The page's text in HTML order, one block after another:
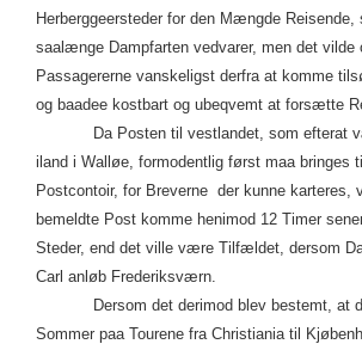
Herberggeersteder for den Mængde Reisende,
saalænge Dampfarten vedvarer, men det vilde
Passagererne vanskeligst derfra at komme
og baadee kostbart og ubeqvemt at forsætte
Da Posten til vestlandet, som efterat
iland i Walløe, formodentlig først maa bringes
Postcontoir, for Breverne der kunne karteres,
bemeldte Post komme henimod 12 Timer
Steder, end det ville være Tilfældet, dersom
Carl anløb Frederiksværn.
Dersom det derimod blev bestemt, at
Sommer paa Tourene fra Christiania til